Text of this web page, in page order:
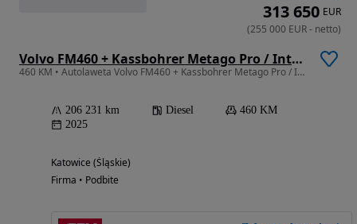
Volvo FM460 + Kassbohrer Metago Pro / Intago TT
460 KM • Autolaweta Volvo FM460 + Kassbohrer Metago Pro / Intago TT
206 231 km Diesel
460 KM
2025
Katowice (Śląskie)
Firma • Podbite
313 650 EUR
(255 000 EUR- netto)